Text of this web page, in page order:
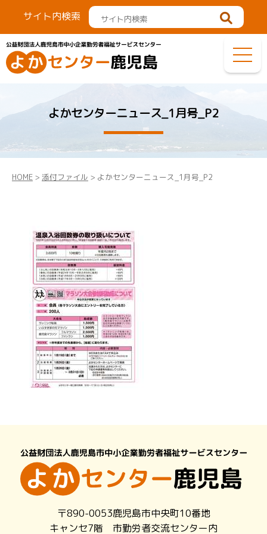
サイト内検索
よかセンターニュース_1月号_P2
HOME > 添付ファイル > よかセンターニュース_1月号_P2
〒890-0053鹿児島市中央町10番地
キャンセ7階 市勤労者交流センター内